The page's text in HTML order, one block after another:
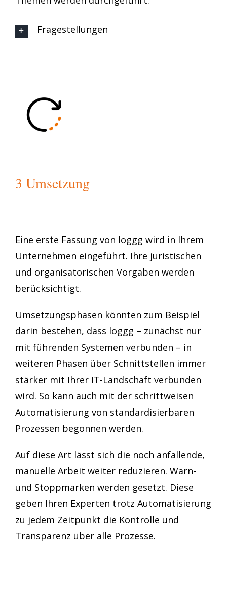
Fragestellungen
3 Umsetzung
Eine erste Fassung von loggg wird in Ihrem
Unternehmen eingeführt. Ihre juristischen
und organisatorischen Vorgaben werden
berücksichtigt.
Umsetzungsphasen könnten zum Beispiel
darin bestehen, dass loggg – zunächst nur
mit führenden Systemen verbunden – in
weiteren Phasen über Schnittstellen immer
stärker mit Ihrer IT-Landschaft verbunden
wird. So kann auch mit der schrittweisen
Automatisierung von standardisierbaren
Prozessen begonnen werden.
Auf diese Art lässt sich die noch anfallende,
manuelle Arbeit weiter reduzieren. Warn-
und Stoppmarken werden gesetzt. Diese
geben Ihren Experten trotz Automatisierung
zu jedem Zeitpunkt die Kontrolle und
Transparenz über alle Prozesse.